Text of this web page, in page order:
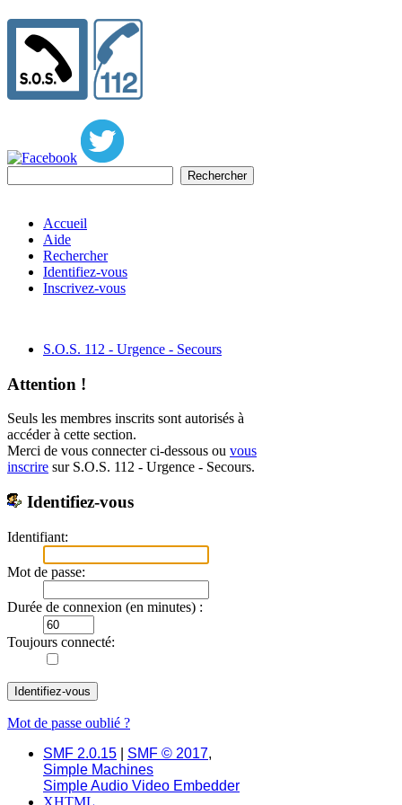
Accueil
Aide
Rechercher
Identifiez-vous
Inscrivez-vous
S.O.S. 112 - Urgence - Secours
Attention !
Seuls les membres inscrits sont autorisés à
accéder à cette section.
Merci de vous connecter ci-dessous ou vous
inscrire sur S.O.S. 112 - Urgence - Secours.
Identifiez-vous
Identifiant:
Mot de passe:
Durée de connexion (en minutes) :
Toujours connecté:
Mot de passe oublié ?
SMF 2.0.15
SMF © 2017,
Simple Machines
Simple Audio Video Embedder
XHTML